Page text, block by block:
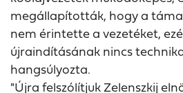
megállapították, hogy a
nem érintette a vezetéket,
újraindításának nincs
hangsúlyozta.
"Újra felszólítjuk Zelenszkij